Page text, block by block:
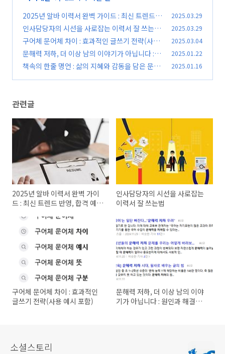
2025년 알바 이력서 완벽 가이드 : 최신 트렌드
반영, 합격 예시 완벽 분석 (0)
2025.03.29
인사담당자의 시선을 사로잡는 이력서 잘 쓰는법
(0)
2025.03.29
구어체 문어체 차이 : 효과적인 글쓰기 전략(사용
예시 포함) (0)
2025.03.04
문해력 저하, 더 이상 남의 이야기가 아닙니다 : 원
인과 해결책까지
(0)
2025.01.22
책속의 한줄 명언 : 삶의 지혜와 감동을 담은 문장
2025.01.16
관련글
2025년 알바 이력서 완벽 가이
드 : 최신 트렌드 반영, 합격 예시
인사담당자의 시선을 사로잡는
이력서 잘 쓰는법
구어체 문어체 차이 : 효과적인
글쓰기 전략(사용 예시 포함)
문해력 저하, 더 이상 남의 이야
기가 아닙니다 : 원인과 해결책
소셜스토리